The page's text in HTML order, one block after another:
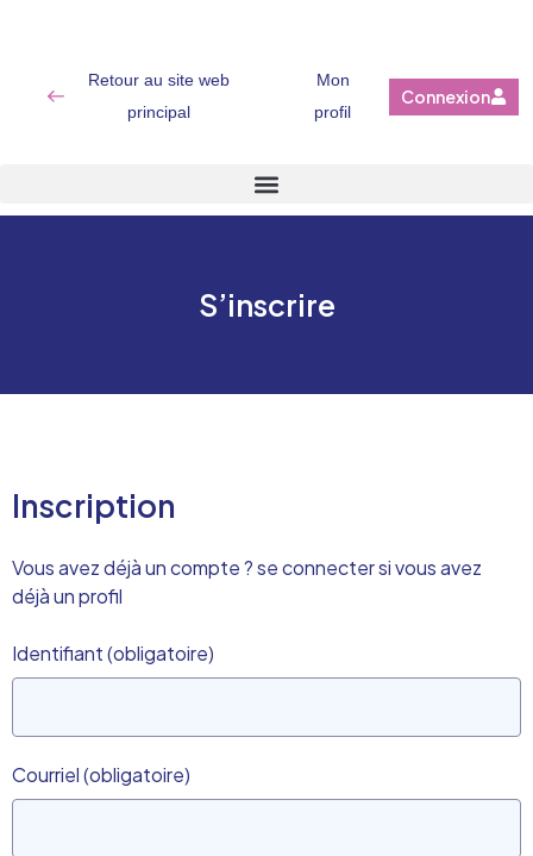
Retour au site web
principal
Mon
profil
Connexion
S’inscrire
Inscription
Vous avez déjà un compte ?se connecter si vous avez
déjà un profil
Identifiant(obligatoire)
Courriel(obligatoire)